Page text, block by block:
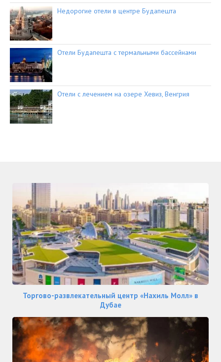
Недорогие отели в центре Будапешта
Отели Будапешта с термальными бассейнами
Отели с лечением на озере Хевиз, Венгрия
Торгово-развлекательный центр «Нахиль Молл» в
Дубае